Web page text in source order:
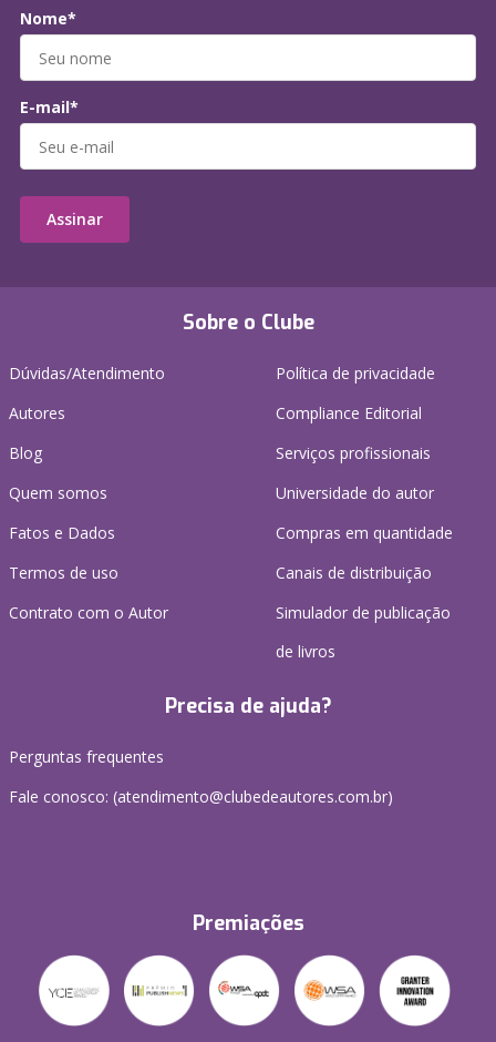
Sobre o Clube
Dúvidas/Atendimento
Autores
Blog
Quem somos
Fatos e Dados
Termos de uso
Contrato com o Autor
Política de privacidade
Compliance Editorial
Serviços profissionais
Universidade do autor
Compras em quantidade
Canais de distribuição
Simulador de publicação
de livros
Precisa de ajuda?
Perguntas frequentes
Fale conosco: (atendimento@clubedeautores.com.br)
Premiações
Nome*
E-mail*
Assinar